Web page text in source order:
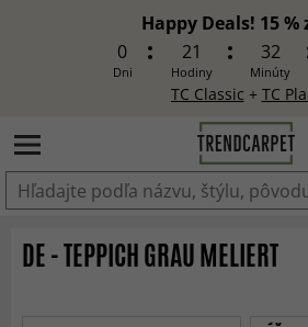
Happy Deals! 15 %
0
Dni
21
Hodiny
32
Minúty
TC Classic + TC
Produkt bol pridaný do
DE - TEPPICH GRAU MELIERT